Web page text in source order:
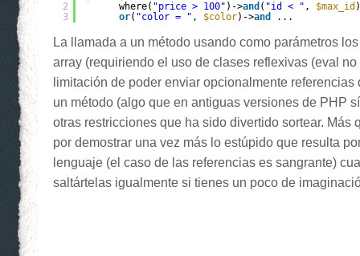
2
3
where( "price > 100" )->and ( "id < " , $max_id
or( "color = " , $color)->and ...
La llamada a un método usando como parámetros
array (requiriendo el uso de clases reflexivas (eval
limitación de poder enviar opcionalmente
un método (algo que en antiguas versiones de PHP
otras restricciones que ha sido divertido sortear. Más
por demostrar una vez más lo estúpido que resulta
lenguaje (el caso de las referencias es sangrante)
saltártelas igualmente si tienes un poco de